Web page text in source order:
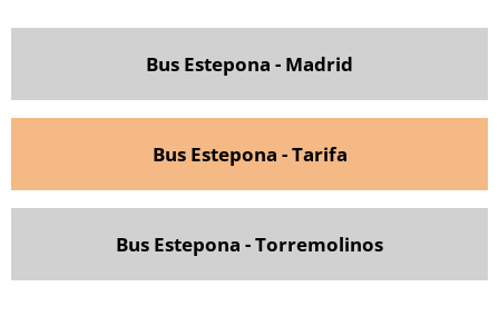
Bus Estepona - Madrid
Bus Estepona - Tarifa
Bus Estepona - Torremolinos